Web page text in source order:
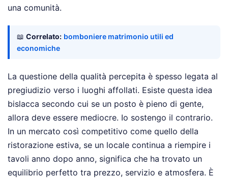
una comunità.
📖 Correlato: bomboniere matrimonio utili ed
economiche
La questione della qualità percepita è spesso legata al
pregiudizio verso i luoghi affollati. Esiste questa idea
bislacca secondo cui se un posto è pieno di gente,
allora deve essere mediocre. Io sostengo il contrario.
In un mercato così competitivo come quello della
ristorazione estiva, se un locale continua a riempire i
tavoli anno dopo anno, significa che ha trovato un
equilibrio perfetto tra prezzo, servizio e atmosfera. È